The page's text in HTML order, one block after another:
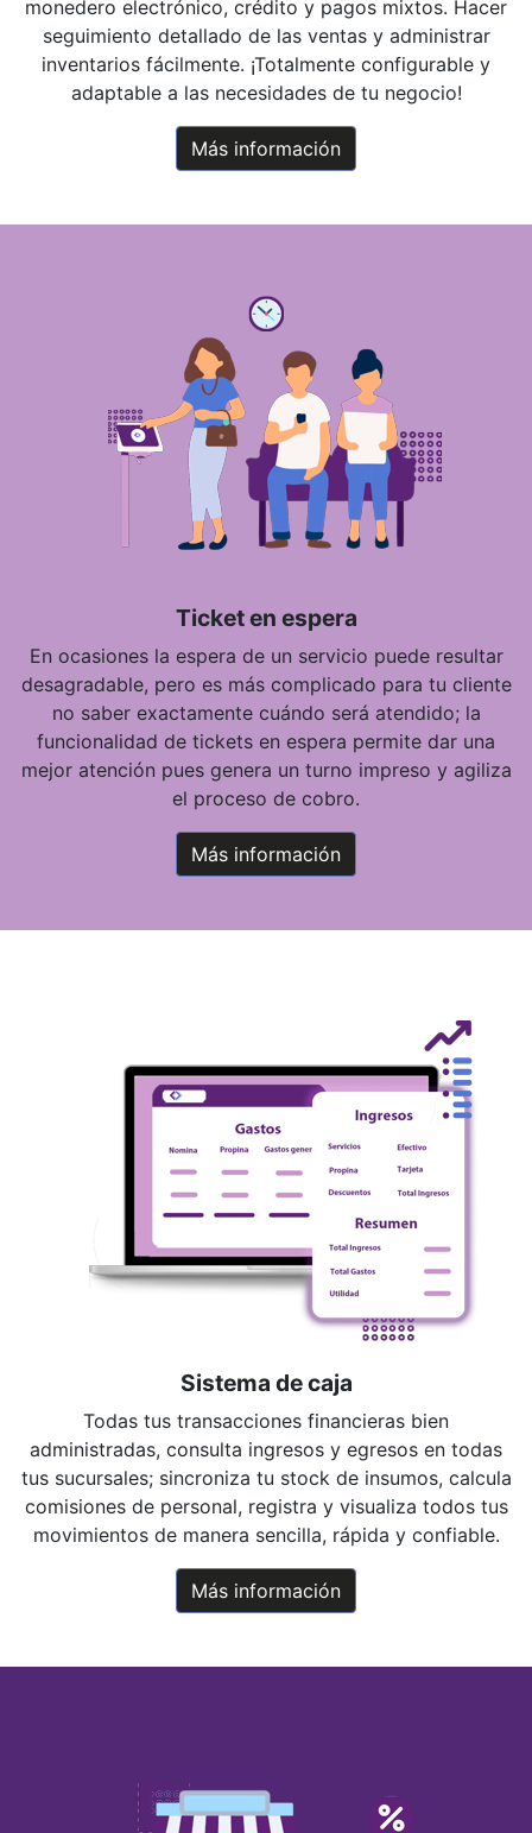
monedero electrónico, crédito y pagos mixtos. Hacer
seguimiento detallado de las ventas y administrar
inventarios fácilmente. ¡Totalmente configurable y
adaptable a las necesidades de tu negocio!
Más información
Ticket en espera
En ocasiones la espera de un servicio puede resultar
desagradable, pero es más complicado para tu cliente
no saber exactamente cuándo será atendido; la
funcionalidad de tickets en espera permite dar una
mejor atención pues genera un turno impreso y agiliza
el proceso de cobro.
Más información
Sistema de caja
Todas tus transacciones financieras bien
administradas, consulta ingresos y egresos en todas
tus sucursales; sincroniza tu stock de insumos, calcula
comisiones de personal, registra y visualiza todos tus
movimientos de manera sencilla, rápida y confiable.
Más información